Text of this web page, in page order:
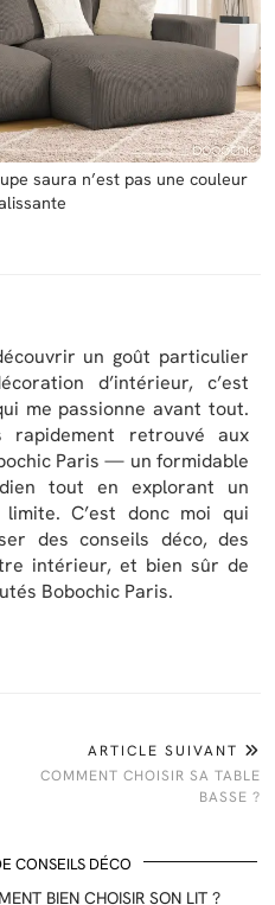
saura n’est pas une couleur
un goût particulier
d’intérieur, c’est
me passionne avant tout.
rapidement retrouvé aux
Paris — un formidable
tout en explorant un
C’est donc moi qui
des conseils déco, des
intérieur, et bien sûr de
Bobochic Paris.
ARTICLE SUIVANT
COMMENT CHOISIR SA TABLE
BASSE ?
CONSEILS DÉCO
BIEN CHOISIR SON LIT ?